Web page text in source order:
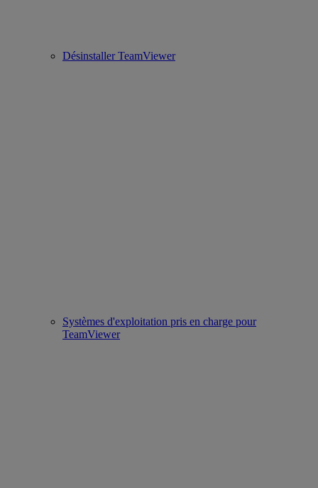
Désinstaller TeamViewer
Systèmes d'exploitation pris en charge pour
TeamViewer